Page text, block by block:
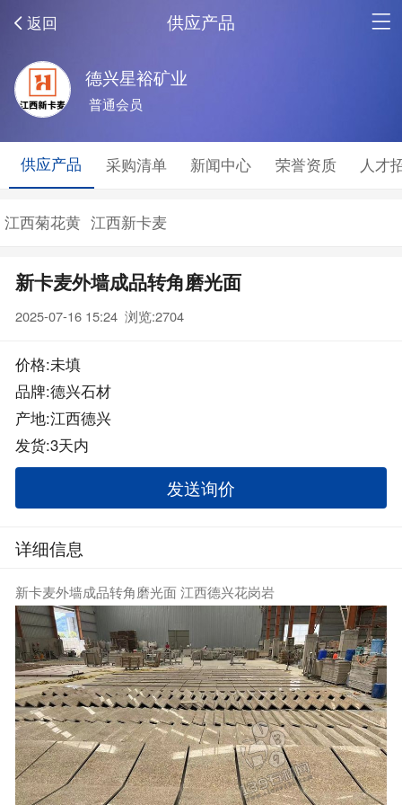
返回 供应产品
德兴星裕矿业
普通会员
供应产品 采购清单 新闻中心 荣誉资质 人才
江西菊花黄 江西新卡麦
新卡麦外墙成品转角磨光面
2025-07-16 15:24 浏览:2704
价格:未填
品牌:德兴石材
产地:江西德兴
发货:3天内
发送询价
详细信息
新卡麦外墙成品转角磨光面 江西德兴花岗岩